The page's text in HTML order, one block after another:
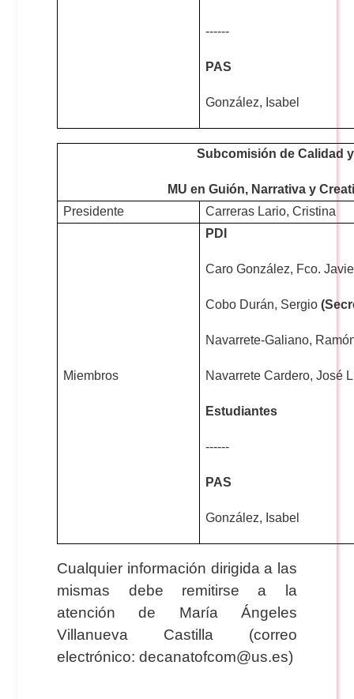
------
PAS
González, Isabel
Subcomisión de Calidad
MU en Guión, Narrativa y
Presidente
Carreras Lario, Cristina
Miembros
PDI
Caro González, Fco.
Cobo Durán, Sergio
Navarrete-Galiano,
Navarrete Cardero, José
Estudiantes
------
PAS
González, Isabel
Cualquier información dirigida a las
mismas debe remitirse a la
atención de María Ángeles
Villanueva Castilla (correo
electrónico:decanatofcom@us.es)